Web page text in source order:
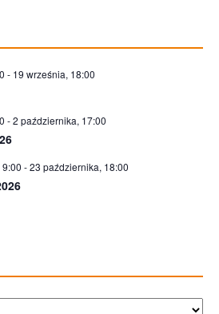
- 19 września, 18:00
-2 października, 17:00
-23 października, 18:00